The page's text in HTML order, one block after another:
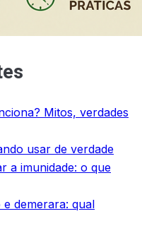
Mitos, verdades
usar de verdade
a imunidade: o que
demerara: qual